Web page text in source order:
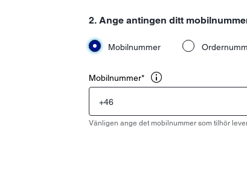
2. Ange antingen ditt
Mobilnummer
Mobilnummer*
Vänligen ange det mobilnummer som tilhör